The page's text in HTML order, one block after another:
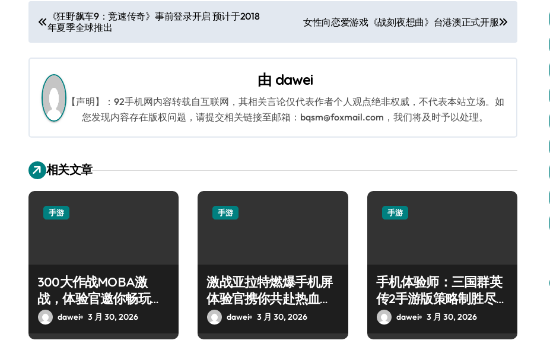
文
章
导
航
《狂野飙车9：竞速传奇》事前登录开启 预计于2018
年夏季全球推出
女性向恋爱游戏《战刻夜想曲》台港澳正式开服
由 dawei
【声明】：92手机网内容转载自互联网，其相关言论仅代表作者个人观点绝非权威，不代表本站立场。如
您发现内容存在版权问题，请提交相关链接至邮箱：bqsm@foxmail.com，我们将及时予以处理。
相关文章
手游
300大作战MOBA激
战，体验官邀你畅玩盛
宴！dawei 3 月 30, 2026
手游
激战亚拉特燃爆手机屏
体验官携你共赴热血枪
战盛宴
dawei 3 月 30, 2026
手游
手机体验师：三国群英
传2手游版策略制胜尽享
乱世争霸
dawei 3 月 30, 2026